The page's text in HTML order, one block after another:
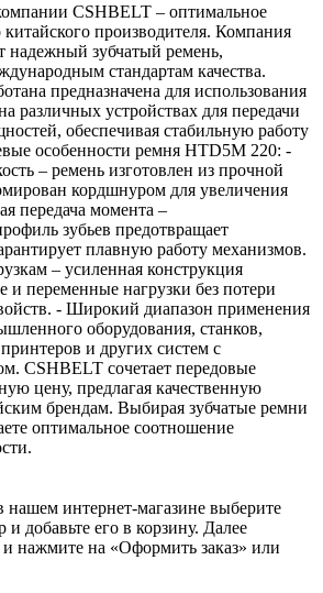
CSHBELT – оптимальное
производителя. Компания
надежный зубчатый ремень,
стандартам качества.
предназначена для использования
различных устройствах для передачи
обеспечивая стабильную работу
особенности ремня HTD5M 220: -
– ремень изготовлен из прочной
кордшнуром для увеличения
передача момента –
зубьев предотвращает
плавную работу механизмов.
– усиленная конструкция
и переменные нагрузки без потери
- Широкий диапазон применения
оборудования, станков,
и других систем с
CSHBELT сочетает передовые
цену, предлагая качественную
брендам. Выбирая зубчатые ремни
оптимальное соотношение
нашем интернет-магазине выберите
добавьте его в корзину. Далее
нажмите на «Оформить заказ» или